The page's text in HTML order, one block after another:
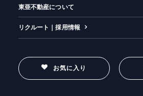
東亜不動産について
リクルート｜採用情報
お気に入り